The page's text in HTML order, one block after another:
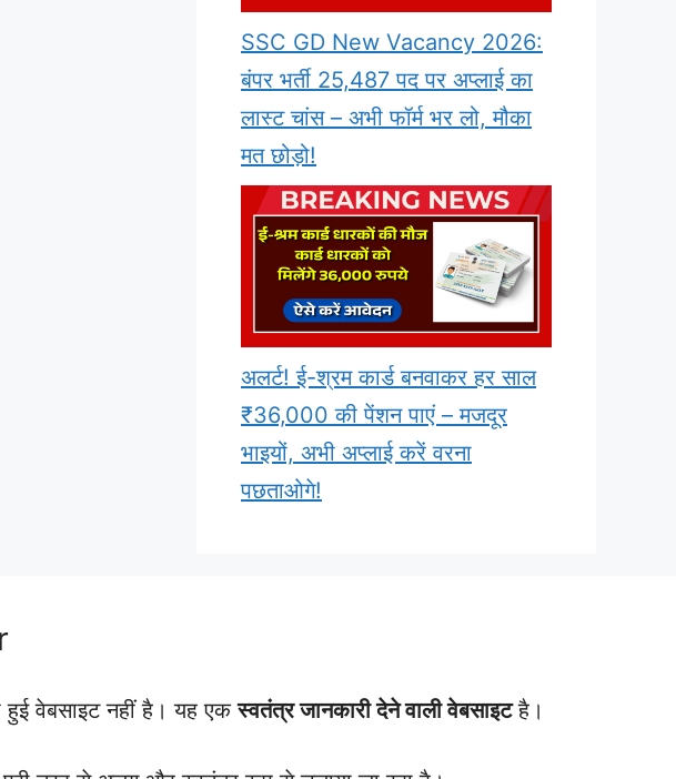
SSC GD New Vacancy 2026:
बंपर भर्ती 25,487 पद पर अप्लाई का
लास्ट चांस – अभी फॉर्म भर लो, मौका
मत छोड़ो!
अलर्ट! ई-श्रम कार्ड बनवाकर हर साल
₹36,000 की पेंशन पाएं – मजदूर
भाइयों, अभी अप्लाई करें वरना
पछताओगे!
वेबसाइट नहीं है। यह एकस्वतंत्र जानकारी देने वाली वेबसाइटहै।